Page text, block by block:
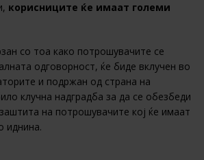
корисниците ќе имаат големи
со тоа како потрошувачите се
одговорност, ќе биде вклучен во
и подржан од страна на
клучна надградба за да се обезбеди
на потрошувачите кој ќе имаат
иднина.